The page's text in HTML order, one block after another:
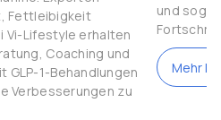
Fettleibigkeit
Vi-Lifestyle erhalten
Coaching und
1-Behandlungen
Verbesserungen zu
und
Mehr